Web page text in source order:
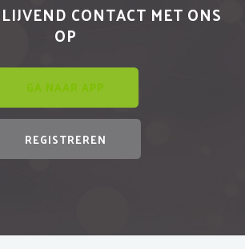
CONTACT MET ONS
OP
GA NAAR APP
REGISTREREN